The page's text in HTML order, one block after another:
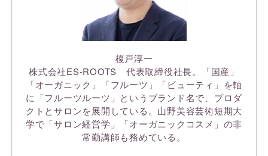
榎戸淳一
株式会社ES-ROOTS 代表取締役社長。「国産」
「オーガニック」「フルーツ」「ビューティ」を軸
に「フルーツルーツ」というブランド名で、プロダ
クトとサロンを展開している。山野美容芸術短期大
学で「サロン経営学」「オーガニックコスメ」の非
常勤講師も務めている。